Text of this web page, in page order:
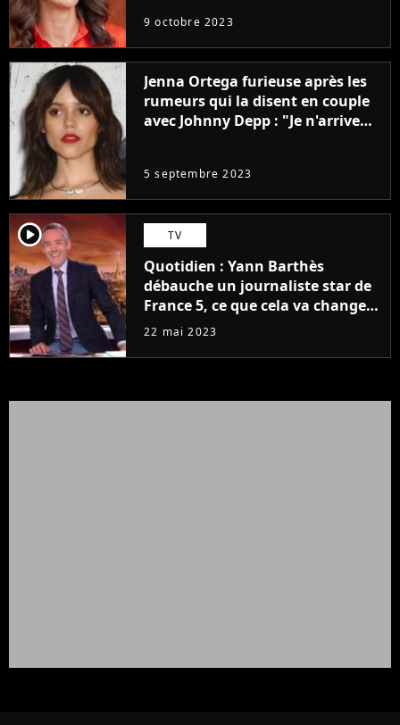
9 octobre 2023
Jenna Ortega furieuse après les
rumeurs qui la disent en couple
avec Johnny Depp : "Je n'arrive
5 septembre 2023
player2 TV
Quotidien : Yann Barthès
débauche un journaliste star de
France 5, ce que cela va changer
à la rentrée
22 mai 2023